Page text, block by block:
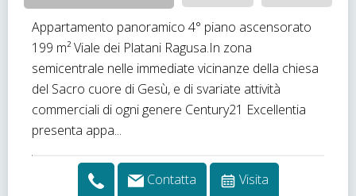
Appartamento panoramico 4° piano ascensorato
199 m² Viale dei Platani Ragusa.In zona
semicentrale nelle immediate vicinanze della chiesa
del Sacro cuore di Gesù, e di svariate attività
commerciali di ogni genere Century21 Excellentia
presenta appa...
Contatta Visita